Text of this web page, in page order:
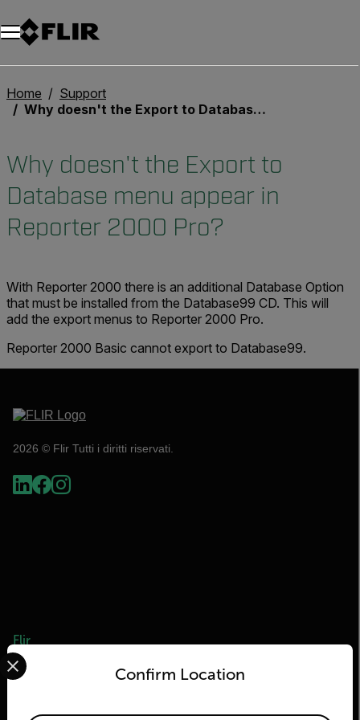
Unread messages
Modello
Rimuovi
articoli
articolo
Aggiungi al carrello
Aggiunto al carrello
Home
Support
Why doesn't the Export to Database menu appear in Reporter 2000 Pro?
Why doesn't the Export to
Database menu appear in
Reporter 2000 Pro?
With Reporter 2000 there is an additional Database Option
that must be installed from the Database99 CD. This will
add the export menus to Reporter 2000 Pro.
Reporter 2000 Basic cannot export to Database99.
2026 © Flir Tutti i diritti riservati.
Flir
Informazioni su FlirConfirm Location
Select your preferred country and language from the